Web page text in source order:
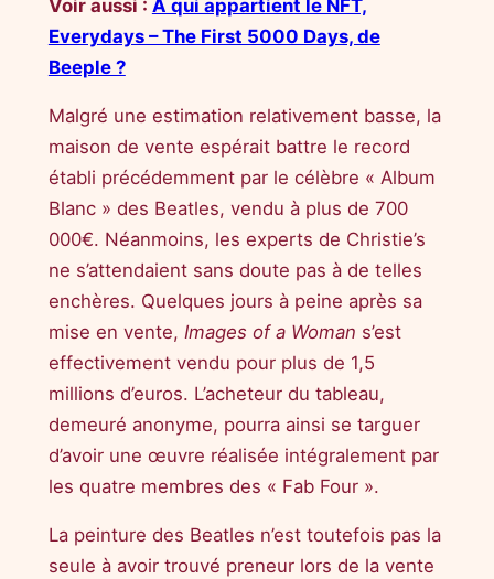
Voir aussi : A qui appartient le NFT,
Everydays – The First 5000 Days, de
Beeple ?
Malgré une estimation relativement basse, la
maison de vente espérait battre le record
établi précédemment par le célèbre « Album
Blanc » des Beatles, vendu à plus de 700
000€. Néanmoins, les experts de Christie’s
ne s’attendaient sans doute pas à de telles
enchères. Quelques jours à peine après sa
mise en vente, Images of a Woman s’est
effectivement vendu pour plus de 1,5
millions d’euros. L’acheteur du tableau,
demeuré anonyme, pourra ainsi se targuer
d’avoir une œuvre réalisée intégralement par
les quatre membres des « Fab Four ».
La peinture des Beatles n’est toutefois pas la
seule à avoir trouvé preneur lors de la vente